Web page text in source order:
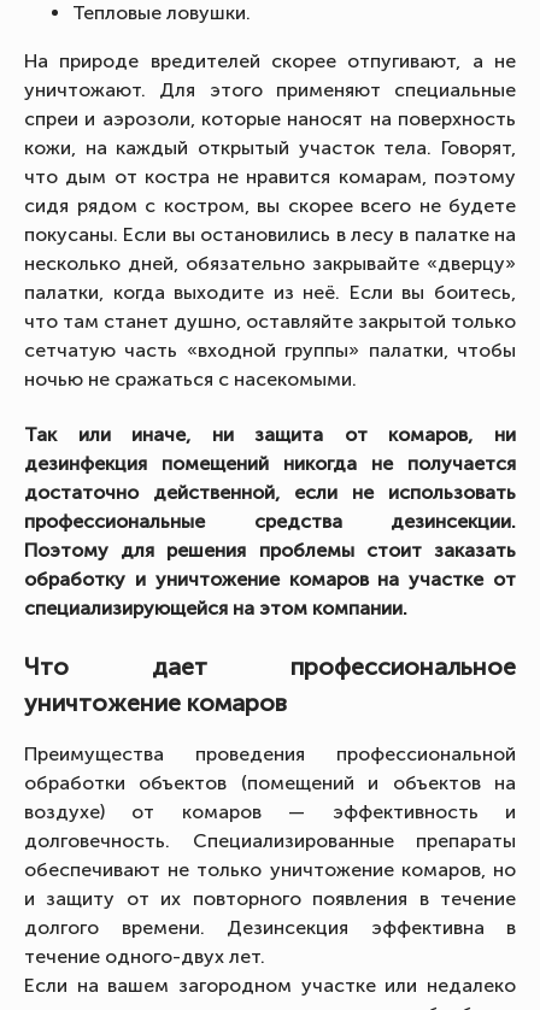
Тепловые ловушки.
На природе вредителей скорее отпугивают, а не
уничтожают. Для этого применяют специальные
спреи и аэрозоли, которые наносят на поверхность
кожи, на каждый открытый участок тела. Говорят,
что дым от костра не нравится комарам, поэтому
сидя рядом с костром, вы скорее всего не будете
покусаны. Если вы остановились в лесу в палатке на
несколько дней, обязательно закрывайте «дверцу»
палатки, когда выходите из неё. Если вы боитесь,
что там станет душно, оставляйте закрытой только
сетчатую часть «входной группы» палатки, чтобы
ночью не сражаться с насекомыми.
Так или иначе, ни защита от комаров, ни
дезинфекция помещений никогда не получается
достаточно действенной, если не использовать
профессиональные средства дезинсекции.
Поэтому для решения проблемы стоит заказать
обработку и уничтожение комаров на участке от
специализирующейся на этом компании.
Что дает профессиональное
уничтожение комаров
Преимущества проведения профессиональной
обработки объектов (помещений и объектов на
воздухе) от комаров — эффективность и
долговечность. Специализированные препараты
обеспечивают не только уничтожение комаров, но
и защиту от их повторного появления в течение
долгого времени. Дезинсекция эффективна в
течение одного-двух лет.
Если на вашем загородном участке или недалеко